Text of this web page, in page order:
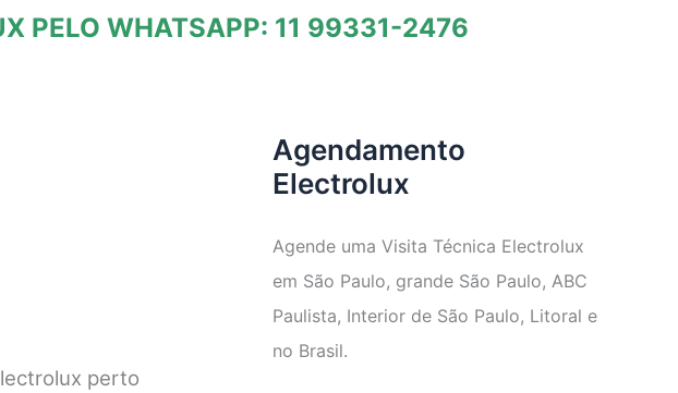
PELO WHATSAPP: 11 99331-2476
perto
Agendamento
Electrolux
Agende uma Visita Técnica Electrolux
em São Paulo, grande São Paulo, ABC
Paulista, Interior de São Paulo, Litoral e
no Brasil.